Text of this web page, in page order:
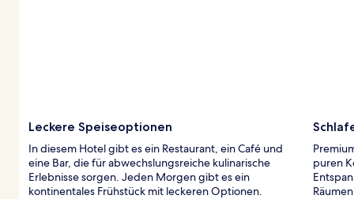
Leckere Speiseoptionen
In diesem Hotel gibt es ein Restaurant, ein Café und
eine Bar, die für abwechslungsreiche kulinarische
Erlebnisse sorgen. Jeden Morgen gibt es ein
kontinentales Frühstück mit leckeren Optionen.
puren